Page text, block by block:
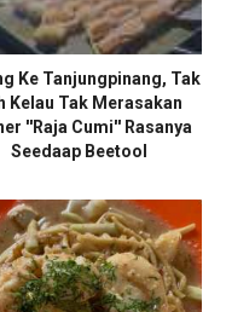
Ke Tanjungpinang, Tak
Kelau Tak Merasakan
''Raja Cumi'' Rasanya
Seedaap Beetool